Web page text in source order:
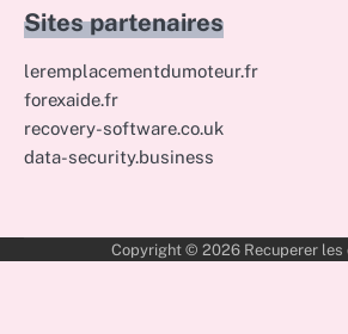
Sites partenaires
leremplacementdumoteur.fr
forexaide.fr
recovery-software.co.uk
data-security.business
Copyright © 2026 Recuperer les